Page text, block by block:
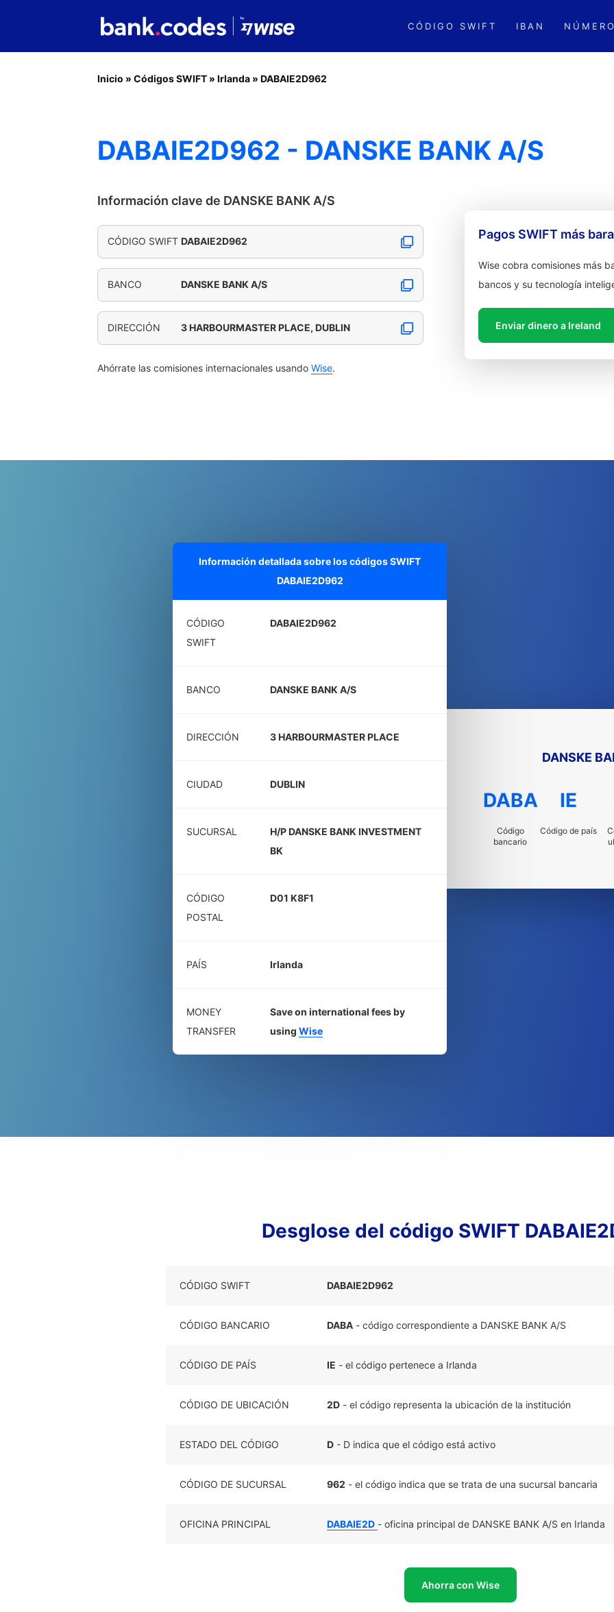
CÓDIGO SWIFT IBAN
Inicio » Códigos SWIFT » Irlanda » DABAIE2D962
DABAIE2D962 - DANSKE BANK A/S
Información clave de DANSKE BANK A/S
CÓDIGO SWIFT DABAIE2D962
BANCO DANSKE BANK A/S
DIRECCIÓN 3 HARBOURMASTER PLACE, DUBLIN
Ahórrate las comisiones internacionales usando Wise.
Pagos SWIFT más
Wise cobra comisiones más
bancos y su tecnología
Enviar dinero a Ireland
Información detallada sobre los códigos SWIFT
DABAIE2D962
CÓDIGO
SWIFT
DABAIE2D962
BANCO DANSKE BANK A/S
DIRECCIÓN 3 HARBOURMASTER PLACE
CIUDAD DUBLIN
SUCURSAL
H/P DANSKE BANK INVESTMENT
BK
CÓDIGO
POSTAL
D01 K8F1
PAÍS Irlanda
MONEY
TRANSFER
Save on international fees by
using Wise
DANSKE
DABA
Código
bancario
IE
Código de país
Desglose del código SWIFT
CÓDIGO SWIFT DABAIE2D962
CÓDIGO BANCARIO DABA - código correspondiente a DANSKE BANK A/S
CÓDIGO DE PAÍS IE - el código pertenece a Irlanda
CÓDIGO DE UBICACIÓN 2D - el código representa la ubicación de la institución
ESTADO DEL CÓDIGO D - D indica que el código está activo
CÓDIGO DE SUCURSAL 962 - el código indica que se trata de una sucursal bancaria
OFICINA PRINCIPAL DABAIE2D - oficina principal de DANSKE BANK A/S en Irlanda
Ahorra con Wise